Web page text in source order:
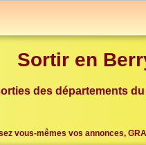
Sortir en
des départements
vous-mêmes vos annonces,